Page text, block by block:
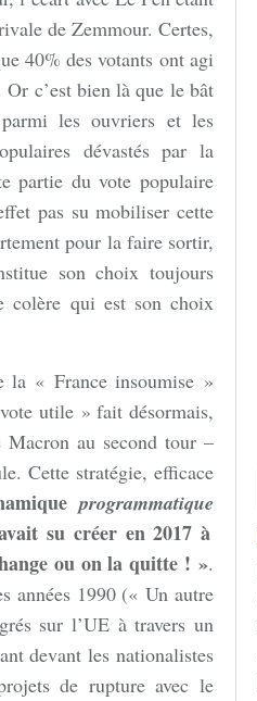
de Zemmour. Certes,
40% des votants ont agi
c’est bien là que le bât
les ouvriers et les
dévastés par la
partie du vote populaire
pas su mobiliser cette
pour la faire sortir,
son choix toujours
colère qui est son choix
la « France insoumise »
utile » fait désormais,
au second tour –
Cette stratégie, efficace
programmatique
su créer en 2017 à
ou on la quitte ! ».
années 1990 (« Un autre
sur l’UE à travers un
devant les nationalistes
de rupture avec le